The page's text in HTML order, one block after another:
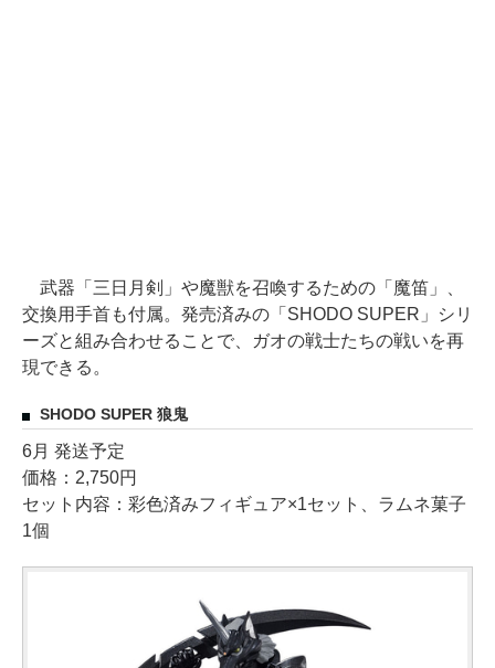
武器「三日月剣」や魔獣を召喚するための「魔笛」、
交換用手首も付属。発売済みの「SHODO SUPER」シリ
ーズと組み合わせることで、ガオの戦士たちの戦いを再
現できる。
SHODO SUPER 狼鬼
6月 発送予定
価格：2,750円
セット内容：彩色済みフィギュア×1セット、ラムネ菓子
1個